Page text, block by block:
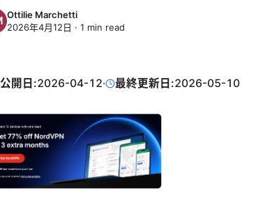
Ottilie Marchetti
2026年4月12日 · 1 min read
公開日:2026-04-12· 最終更新日:2026-05-10